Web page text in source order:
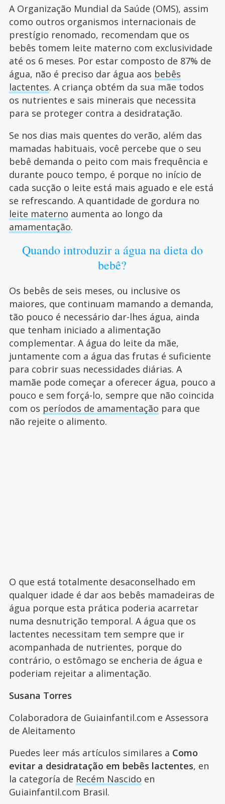
A Organização Mundial da Saúde (OMS), assim
como outros organismos internacionais de
prestígio renomado, recomendam que os
bebês tomem leite materno com exclusividade
até os 6 meses. Por estar composto de 87% de
água, não é preciso dar água aos bebês
lactentes. A criança obtém da sua mãe todos
os nutrientes e sais minerais que necessita
para se proteger contra a desidratação.
Se nos dias mais quentes do verão, além das
mamadas habituais, você percebe que o seu
bebê demanda o peito com mais frequência e
durante pouco tempo, é porque no início de
cada sucção o leite está mais aguado e ele está
se refrescando. A quantidade de gordura no
leite materno aumenta ao longo da
amamentação.
Quando introduzir a água na dieta do
bebê?
Os bebês de seis meses, ou inclusive os
maiores, que continuam mamando a demanda,
tão pouco é necessário dar-lhes água, ainda
que tenham iniciado a alimentação
complementar. A água do leite da mãe,
juntamente com a água das frutas é suficiente
para cobrir suas necessidades diárias. A
mamãe pode começar a oferecer água, pouco a
pouco e sem forçá-lo, sempre que não coincida
com os períodos de amamentação para que
não rejeite o alimento.
O que está totalmente desaconselhado em
qualquer idade é dar aos bebês mamadeiras de
água porque esta prática poderia acarretar
numa desnutrição temporal. A água que os
lactentes necessitam tem sempre que ir
acompanhada de nutrientes, porque do
contrário, o estômago se encheria de água e
poderiam rejeitar a alimentação.
Susana Torres
Colaboradora de Guiainfantil.com e Assessora
de Aleitamento
Puedes leer más artículos similares a Como
evitar a desidratação em bebês lactentes, en
la categoría de Recém Nascido en
Guiainfantil.com Brasil.